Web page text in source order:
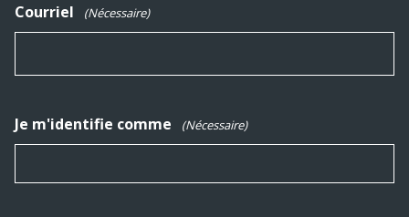
Courriel (Nécessaire)
Je m'identifie comme (Nécessaire)